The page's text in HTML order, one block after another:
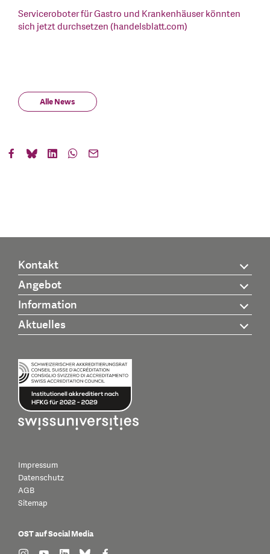
Serviceroboter für Gastro und Krankenhäuser könnten
sich jetzt durchsetzen (handelsblatt.com)
Alle News
Kontakt
Angebot
Information
Aktuelles
Impressum
Datenschutz
AGB
Sitemap
OST auf Social Media